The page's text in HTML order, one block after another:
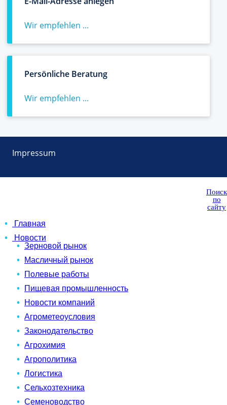
Wir empfehlen ...
Persönliche Beratung
Wir empfehlen ...
Impressum
Поиск
по
сайту
Главная
Новости
Зерновой рынок
Масличный рынок
Полевые работы
Пищевая промышленность
Новости компаний
Агрометеоусловия
Законодательство
Агрохимия
Агрополитика
Логистика
Сельхозтехника
Семеноводство